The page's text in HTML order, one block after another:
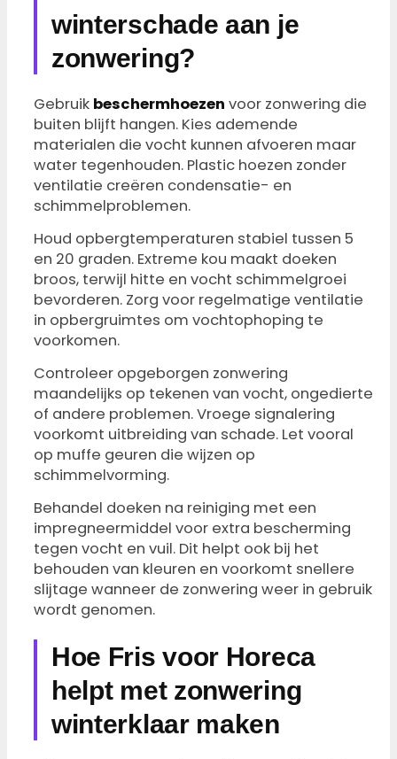
winterschade aan je
zonwering?
Gebruik beschermhoezen voor zonwering die
buiten blijft hangen. Kies ademende
materialen die vocht kunnen afvoeren maar
water tegenhouden. Plastic hoezen zonder
ventilatie creëren condensatie- en
schimmelproblemen.
Houd opbergtemperaturen stabiel tussen 5
en 20 graden. Extreme kou maakt doeken
broos, terwijl hitte en vocht schimmelgroei
bevorderen. Zorg voor regelmatige ventilatie
in opbergruimtes om vochtophoping te
voorkomen.
Controleer opgeborgen zonwering
maandelijks op tekenen van vocht, ongedierte
of andere problemen. Vroege signalering
voorkomt uitbreiding van schade. Let vooral
op muffe geuren die wijzen op
schimmelvorming.
Behandel doeken na reiniging met een
impregneermiddel voor extra bescherming
tegen vocht en vuil. Dit helpt ook bij het
behouden van kleuren en voorkomt snellere
slijtage wanneer de zonwering weer in gebruik
wordt genomen.
Hoe Fris voor Horeca
helpt met zonwering
winterklaar maken